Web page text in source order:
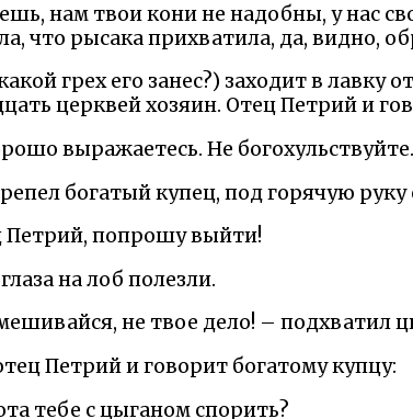
нам твои кони не надобны, у нас
что рысака прихватила, да, видно,
грех его занес?) заходит в
церквей хозяин. Отец Петрий и
выражаетесь. Не богохульствуйте.
богатый купец, под горячую
Петрий, попрошу выйти!
на лоб полезли.
не твое дело! – подхватил
Петрий и говорит богатому купцу:
тебе с цыганом спорить?